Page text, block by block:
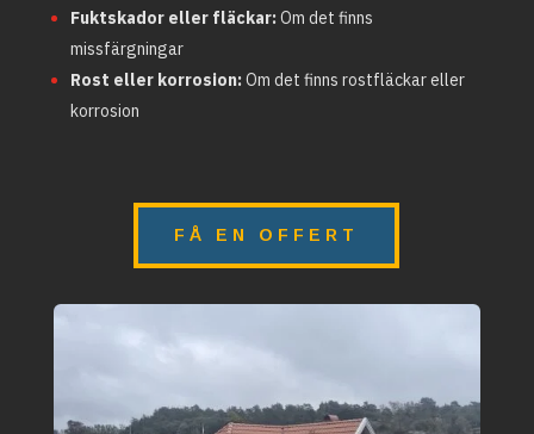
Fuktskador eller fläckar:Om det finns
missfärgningar
Rost eller korrosion:Om det finns rostfläckar eller
korrosion
FÅ EN OFFERT